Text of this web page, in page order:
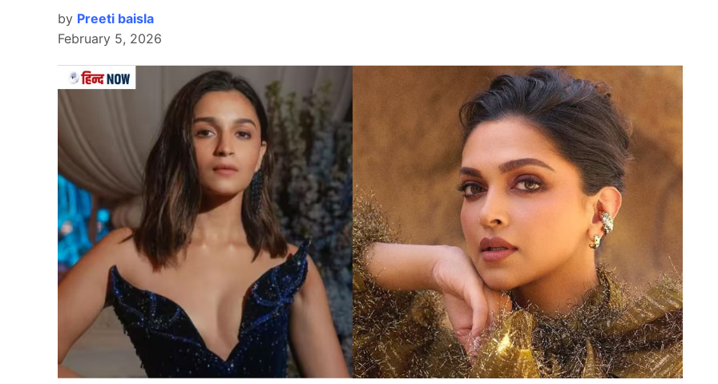
स्टार्टिंग में हुई इतनी कमाई
सैकैनिल्क के आंकड़ों के मुताबिक, ‘बागी 4′ (Baaghi 4)
के पहले दिन के 2 लाख 23 हज़ार 397 टिकट प्री-बिक्री
हो चुके हैं. इसके साथ ही इसने एडवांस बुकिंग में 5.54 करोड़ रुपये (ब्लॉक सीटों को छोड़कर) कमाए हैं. ब्लॉक सीटों
के साथ इसकी प्री-सेल आय 8.47 करोड़ रुपये तक पहुंच गई है. ‘बागी 4’ ने महामारी के बाद के युग में किसी भी
टाइगर श्रॉफ अभिनीत फिल्म के लिए सर्वश्रेष्ठ प्री-सेल्स में से एक दर्ज की है. ए. हर्ष द्वारा निर्देशित इस फिल्म की
अग्रिम बिक्री से पता चलता है कि यह 12-13 करोड़ रुपये की कमाई के साथ शुरुआत कर सकती है.
जानें किसकी कितनी फीस?
by Preeti baisla
February 5, 2026